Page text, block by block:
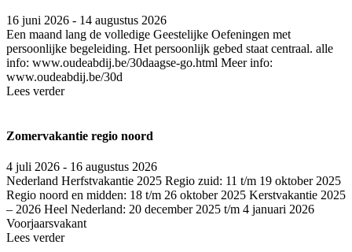
16 juni 2026 - 14 augustus 2026
Een maand lang de volledige Geestelijke Oefeningen met
persoonlijke begeleiding. Het persoonlijk gebed staat centraal. alle
info: www.oudeabdij.be/30daagse-go.html Meer info:
www.oudeabdij.be/30d
Lees verder
Zomervakantie regio noord
4 juli 2026 - 16 augustus 2026
Nederland Herfstvakantie 2025 Regio zuid: 11 t/m 19 oktober 2025
Regio noord en midden: 18 t/m 26 oktober 2025 Kerstvakantie 2025
– 2026 Heel Nederland: 20 december 2025 t/m 4 januari 2026
Voorjaarsvakant
Lees verder